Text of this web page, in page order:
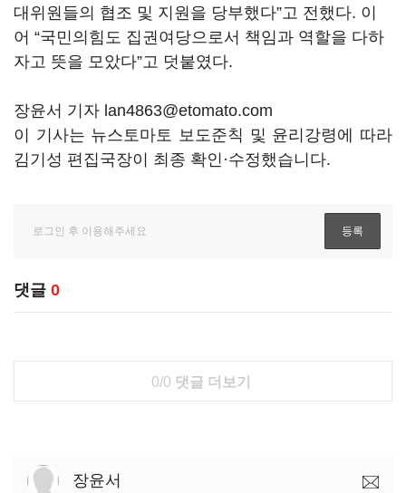
대위원들의 협조 및 지원을 당부했다”고 전했다. 이
어 “국민의힘도 집권여당으로서 책임과 역할을 다하
자고 뜻을 모았다”고 덧붙였다.
장윤서 기자 lan4863@etomato.com
이 기사는 뉴스토마토 보도준칙 및 윤리강령에 따라
김기성 편집국장이 최종 확인·수정했습니다.
댓글 0
0/0 댓글 더보기
장윤서